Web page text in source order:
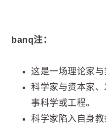
banq注：
这是一场理论家
科学家与资本家
事科学或工程。
科学家陷入自身